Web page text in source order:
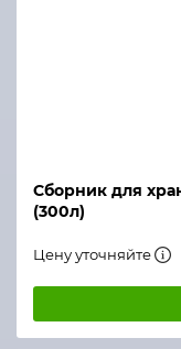
Сборник для
(300л)
Цену уточняйте